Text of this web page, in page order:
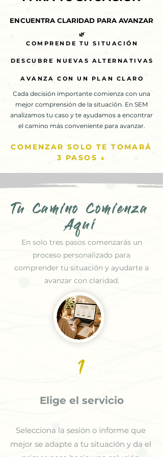
ENCUENTRA CLARIDAD PARA AVANZAR
ENCUENTRA CLARIDAD PARA AVANZAR
🌿
COMPRENDE TU SITUACIÓN
DESCUBRE NUEVAS ALTERNATIVAS
AVANZA CON UN PLAN CLARO
🌿
COMPRENDE TU SITUACIÓN
DESCUBRE NUEVAS ALTERNATIVAS
AVANZA CON UN PLAN CLARO
Cada decisión importante comienza con una
mejor comprensión de la situación. En SEM
analizamos tu caso y te ayudamos a encontrar
el camino más conveniente para avanzar.
COMENZAR SOLO TE TOMARÁ
3 PASOS ↓
Tu Camino Comienza
Aquí
En solo tres pasos comenzarás un
proceso personalizado para
comprender tu situación y ayudarte a
avanzar con claridad.
1
Elige el servicio
Selecciona la sesión o informe que
mejor se adapte a tu situación y da el